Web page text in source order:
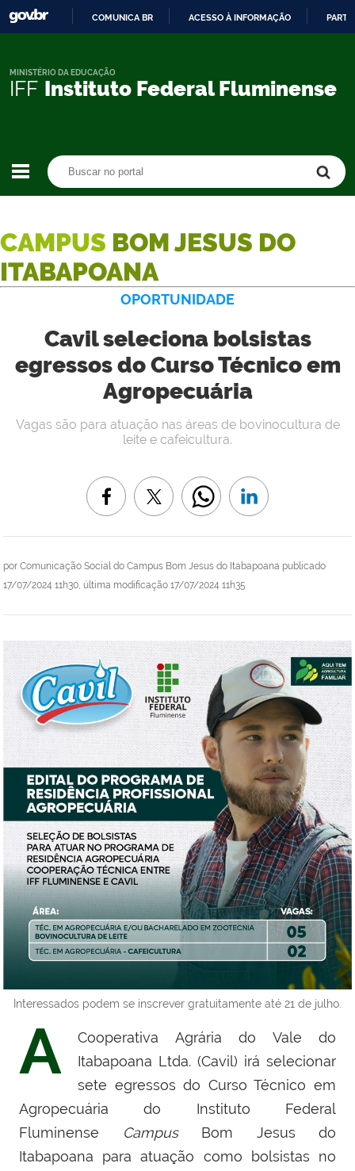
CONTEÚDO
COMUNICA BR ACESSO À INFORMAÇÃO
IFF Instituto Federal Fluminense
MINISTÉRIO DA EDUCAÇÃO
CAMPUS BOM JESUS DO
ITABAPOANA
OPORTUNIDADE
Cavil seleciona bolsistas
egressos do Curso Técnico em
Agropecuária
por Comunicação Social do Campus Bom Jesus do Itabapoana publicado
17/07/2024 11h30, última modificação 17/07/2024 11h35
Vagas são para atuação nas áreas de bovinocultura de
leite e cafeicultura.
Interessados podem se inscrever gratuitamente até 21 de julho.
A
Cooperativa Agrária do Vale do
Itabapoana Ltda. (Cavil) irá selecionar
sete egressos do Curso Técnico em
Agropecuária do Instituto Federal
Fluminense
Campus Bom Jesus do
Itabapoana para atuação como bolsistas no